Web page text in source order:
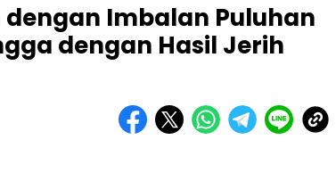
Imbalan Puluhan
dengan Hasil Jerih